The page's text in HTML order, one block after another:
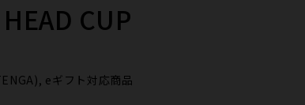
CUP
eギフト対応商品